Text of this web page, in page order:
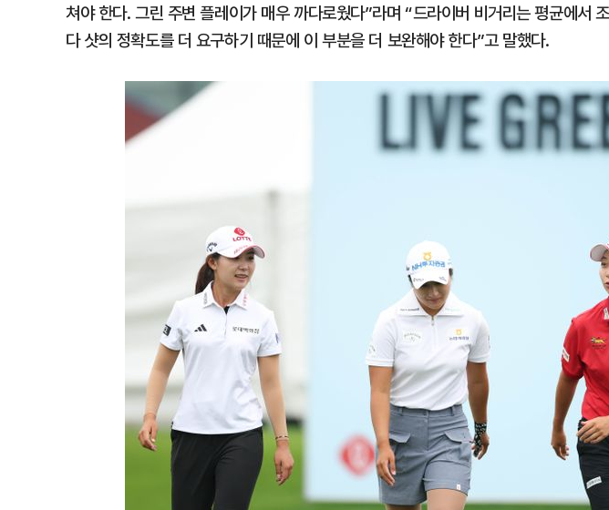
쳐야 한다. 그린 주변 플레이가 매우 까다로웠다”라며 “드라이버 비거리는 평균에서
다 샷의 정확도를 더 요구하기 때문에 이 부분을 더 보완해야 한다”고 말했다.